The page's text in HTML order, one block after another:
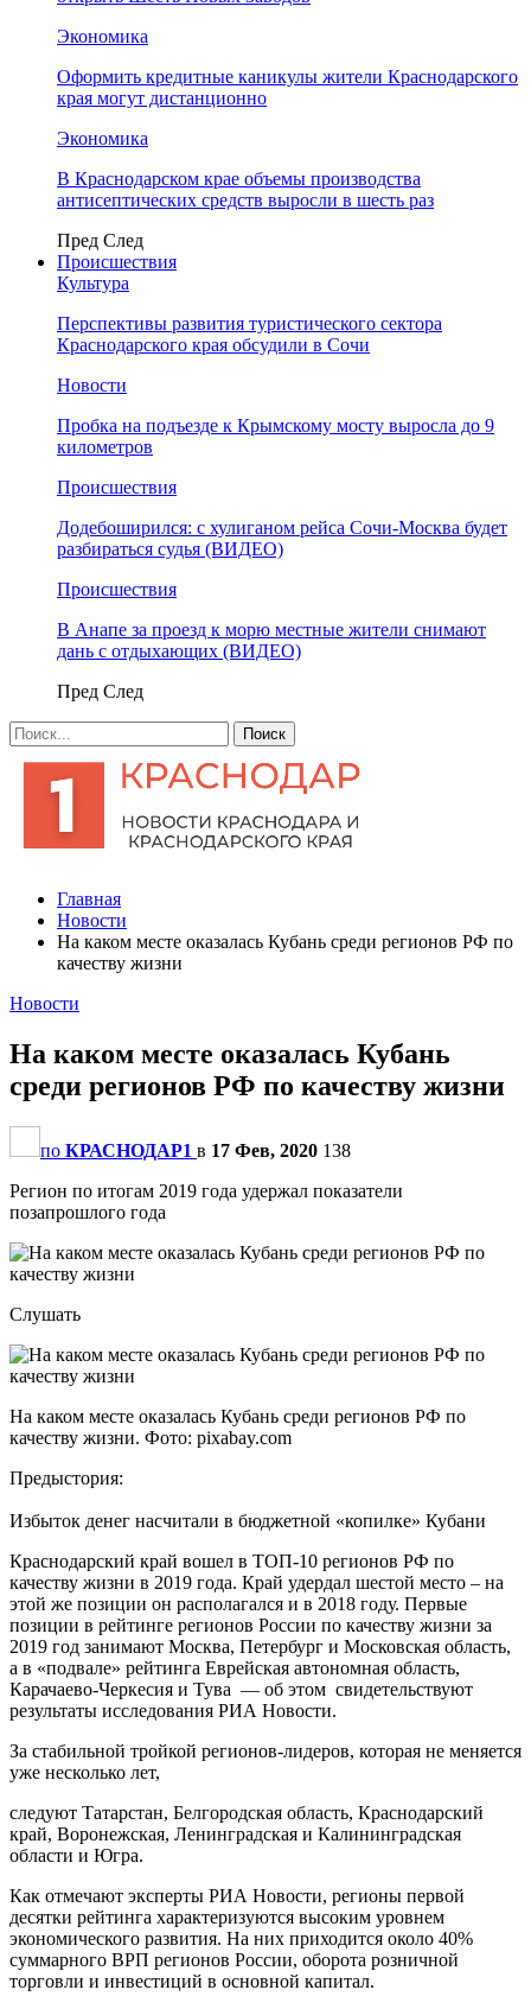
Экономика
Оформить кредитные каникулы жители Краснодарского
края могут дистанционно
Экономика
В Краснодарском крае объемы производства
антисептических средств выросли в шесть раз
Пред След
Происшествия
Культура
Перспективы развития туристического сектора
Краснодарского края обсудили в Сочи
Новости
Пробка на подъезде к Крымскому мосту выросла до 9
километров
Происшествия
Додебоширился: с хулиганом рейса Сочи-Москва будет
разбираться судья (ВИДЕО)
Происшествия
В Анапе за проезд к морю местные жители снимают
дань с отдыхающих (ВИДЕО)
Пред След
Главная
Новости
На каком месте оказалась Кубань среди регионов РФ по
качеству жизни
Новости
На каком месте оказалась Кубань
среди регионов РФ по качеству жизни
по КРАСНОДАР1 в 17 Фев, 2020 138
Регион по итогам 2019 года удержал показатели
позапрошлого года
Слушать
На каком месте оказалась Кубань среди регионов РФ по
качеству жизни. Фото: pixabay.com
Предыстория:
Избыток денег насчитали в бюджетной «копилке» Кубани
Краснодарский край вошел в ТОП-10 регионов РФ по
качеству жизни в 2019 года. Край удердал шестой место – на
этой же позиции он располагался и в 2018 году. Первые
позиции в рейтинге регионов России по качеству жизни за
2019 год занимают Москва, Петербург и Московская область,
а в «подвале» рейтинга Еврейская автономная область,
Карачаево-Черкесия и Тува — об этом свидетельствуют
результаты исследования РИА Новости.
За стабильной тройкой регионов-лидеров, которая не меняется
уже несколько лет,
следуют Татарстан, Белгородская область, Краснодарский
край, Воронежская, Ленинградская и Калининградская
области и Югра.
Как отмечают эксперты РИА Новости, регионы первой
десятки рейтинга характеризуются высоким уровнем
экономического развития. На них приходится около 40%
суммарного ВРП регионов России, оборота розничной
торговли и инвестиций в основной капитал.